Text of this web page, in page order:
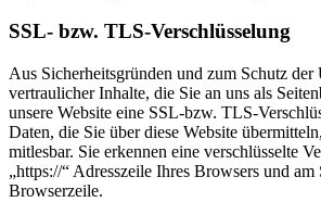
SSL- bzw. TLS-Verschlüsselung
Aus Sicherheitsgründen und zum Schutz der
vertraulicher Inhalte, die Sie an uns als
unsere Website eine SSL-bzw. TLS-
Daten, die Sie über diese Website
mitlesbar. Sie erkennen eine verschlüsselte
„https://“ Adresszeile Ihres Browsers und
Browserzeile.